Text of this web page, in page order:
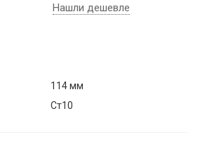
Нашли дешевле
114 мм
Ст10